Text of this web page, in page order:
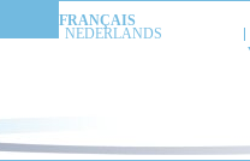
FRANÇAIS
NEDERLANDS